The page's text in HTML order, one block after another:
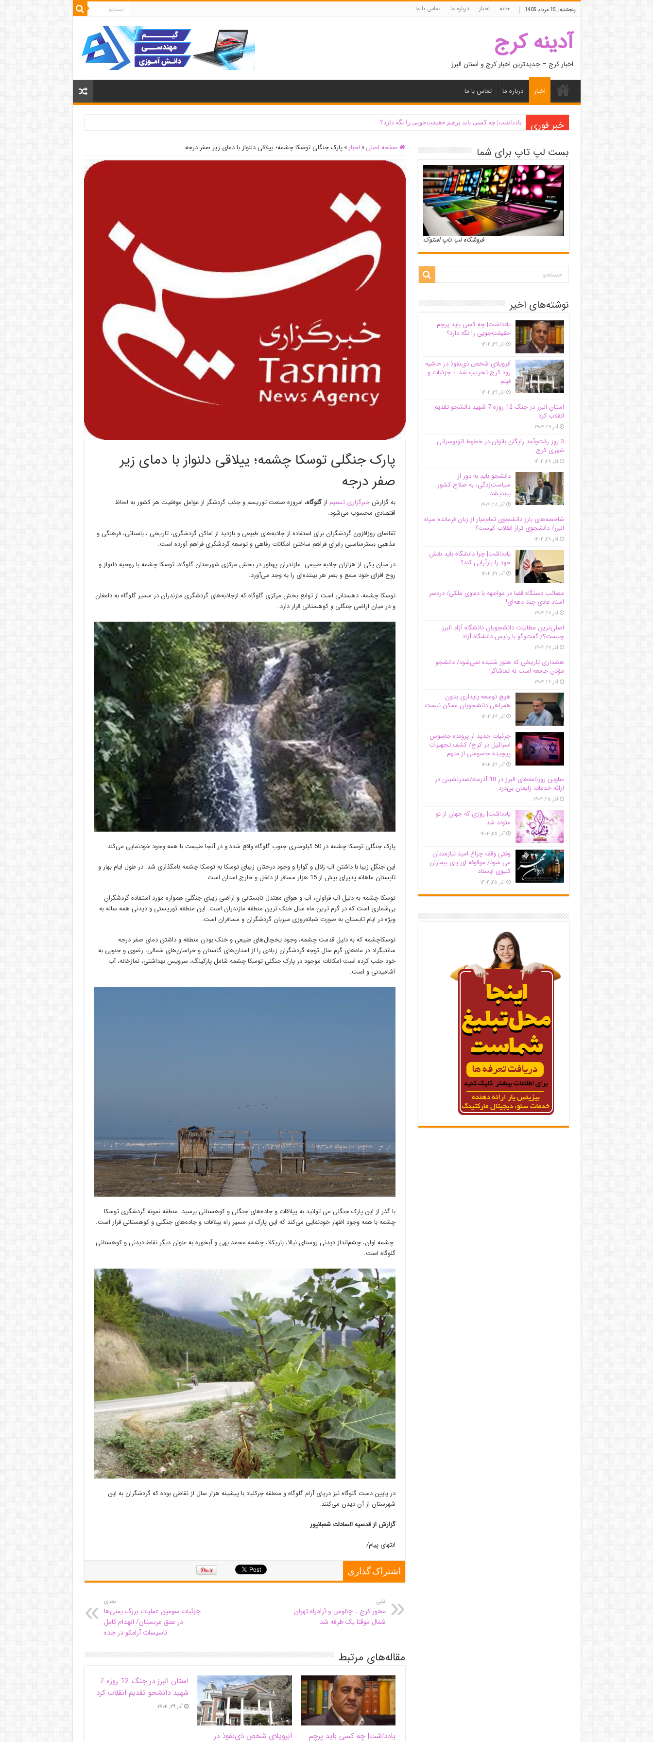
پنجشنبه , 15 مرداد 1405 خانه اخبار درباره ما تماس با ما
آدینه کرج
اخبار کرج – جدیدترین اخبار کرج و استان البرز
اخبار درباره ما تماس با ما
خبر فوری یادداشت| ‌چه کسی باید پرچم حقیقت‌جویی را نگه دارد؟
صفحه اصلی » اخبار » پارک جنگلی توسکا چشمه؛ ییلاقی دلنواز با دمای زیر صفر درجه
پارک جنگلی توسکا چشمه؛ ییلاقی دلنواز با دمای زیر
صفر درجه
به گزارشخبرگزاری تسنیم ازگلوگاه، امروزه صنعت توریسم و جذب گردشگر از عوامل موفقیت هر کشور به لحاظ
اقتصادی محسوب می‌شود.
تقاضای روزافزون گردشگران برای استفاده از جاذبه‌های طبیعی و بازدید از اماکن گردشگری، تاریخی ، باستانی، فرهنگی و
مذهبی بسترمناسبی رابرای فراهم ساختن امکانات رفاهی و توسعه گردشگری فراهم آورده است.
در میان یکی از هزاران جاذبه طبیعی مازندران پهناور در بخش مرکزی شهرستان گلوگاه، توسکا چشمه با روحیه دلنواز و
روح افزای خود سمع و بصر هر بیننده‌ای را به وجد می‌آورد.
توسکا چشمه، دهستانی است از توابع بخش مرکزی گلوگاه که ازجاذبه‌های گردشگری مازندران در مسیر گلوگاه به دامغان
و در میان اراضی جنگلی و کوهستانی قرار دارد.
پارک جنگلی توسکا چشمه در 50 کیلومترى جنوب گلوگاه واقع شده و در آنجا طبیعت با همه وجود خودنمایى می‌کند.
این جنگل زیبا با داشتن آب زلال و گوارا و وجود درختان زیبای توسکا به توسکا چشمه نامگذاری شد. در طول ایام بهار و
تابستان ماهانه پذیرای بیش از 15 هزار مسافر از داخل و خارج استان است.
توسکا چشمه به دلیل آب فراوان، آب و هوای معتدل تابستانی و اراضی زیبای جنگلی همواره مورد استفاده گردشگران
بی‌شماری است که در گرم ‌ترین ماه سال خنک ‌ترین منطقه مازندران است. این منطقه توریستی و دیدنی همه ساله به
ویژه در ایام تابستان به صورت شبانه‌روزی میزبان گردشگران و مسافران است.
توسکاچشمه که به دلیل قدمت چشمه، وجود یخچال‌های طبیعی و خنک بودن منطقه و داشتن دمای صفر درجه
سانتیگراد در ماه‌های گرم سال توجه گردشگران زیادی را از استان‌های گلستان و خراسان‌های شمالی، رضوی و جنوبی به
خود جلب کرده است امکانات موجود در پارک جنگلی توسکا چشمه شامل پارکینگ، سرویس بهداشتى، نمازخانه، آب
آشامیدنی و است.
با گذر از این پارک جنگلی می توانید به ییلاقات و جاده‌هاى جنگلى و کوهستانى برسید. منطقه نمونه گردشگری توسکا
چشمه با همه وجود اظهار خودنمایی می‌کند که این پارک در مسیر راه ییلاقات و جاده‌های جنگلی و کوهستانی قرار است.
چشمه اوان، چشم‌انداز دیدنی روستای نیالا، باریکلا، چشمه محمد بهی و آبخوره به عنوان دیگر نقاط دیدنی و کوهستانی
گلوگاه است.
در پایین دست گلوگاه نیز دریای آرام گلوگاه و منطقه جرکلباد با پیشینه هزار سال از نقاطی بوده که گردشگران به این
شهرستان از آن دیدن می‌کنند.
گزارش از قدسیه السادات شعبانپور
انتهای پیام/
اشتراک گذاری
قبلی
محور کرج ـ چالوس و آزادراه تهران
شمال موقتا یک طرفه شد
بعدی
جزئیات سومین عملیات بزرگ یمنی‌ها
در عمق عربستان/ انهدام کامل
تاسیسات آرامکو در جده
مقاله‌های مرتبط
یادداشت| ‌چه کسی باید پرچم اَبَر‌ویلای شخص ذی‌نفوذ در
استان البرز در جنگ 12 روزه 7
شهید دانشجو تقدیم انقلاب کرد
آذر ۲۹, ۱۴۰۴
بست لپ تاپ برای شما
فروشگاه لپ تاپ استوک
نوشته‌های اخیر
یادداشت| ‌چه کسی باید پرچم
حقیقت‌جویی را نگه دارد؟
آذر ۲۹, ۱۴۰۴
اَبَر‌ویلای شخص ذی‌نفوذ در حاشیه‌
رود کرج تخریب شد + جزئیات و
فیلم
آذر ۲۹, ۱۴۰۴
استان البرز در جنگ 12 روزه 7 شهید دانشجو تقدیم
انقلاب کرد
آذر ۲۹, ۱۴۰۴
3 روز رفت‌وآمد رایگان بانوان در خطوط اتوبوسرانی
شهری کرج
آذر ۲۸, ۱۴۰۴
دانشجو باید به دور از
سیاست‌زدگی، به صلاح کشور
بیندیشد
آذر ۲۸, ۱۴۰۴
شاخصه‌های بارز دانشجوی تمام‌عیار از زبان فرمانده سپاه
البرز/ دانشجوی تراز انقلاب کیست؟
آذر ۲۸, ۱۴۰۴
یادداشت| چرا دانشگاه باید نقش
خود را بازآرایی کند؟
آذر ۲۷, ۱۴۰۴
مصائب دستگاه قضا در مواجهه با دعاوی ملکی/ دردسر
اسناد عادی چند‌ دهه‌ای!
آذر ۲۷, ۱۴۰۴
اصلی‌ترین مطالبات دانشجویان دانشگاه آزاد البرز
چیست؟/ گفت‌وگو با رئیس دانشگاه آز‌اد
آذر ۲۷, ۱۴۰۴
هشداری تاریخی که هنوز شنیده نمی‌شود/ دانشجو
مؤذن جامعه است نه تماشاگر!
آذر ۲۶, ۱۴۰۴
هیچ توسعه پایداری بدون
همراهی دانشجویان ممکن نیست
آذر ۲۶, ۱۴۰۴
جزئیات جدید از پرونده جاسوس
اسرائیل در کرج/‌ کشف تجهیزات
پیچیده جاسوسی از متهم
آذر ۲۶, ۱۴۰۴
عناوین روزنامه‌های البرز در ‌18 آذرماه/صدرنشینی در
ارائه خدمات زایمان بی‌درد
آذر ۲۵, ۱۴۰۴
یادداشت| روزی که جهان از نو
متولد شد
آذر ۲۵, ۱۴۰۴
وقتی وقف چراغ امید نیازمندان
می شود/ موقوفه ای پای بیماران
کلیوی ایستاد
آذر ۲۵, ۱۴۰۴